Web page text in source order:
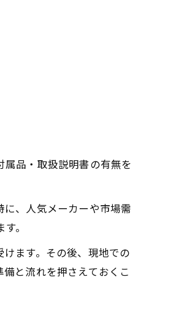
品・取扱説明書の有無を
、人気メーカーや市場需
。
ます。その後、現地での
と流れを押さえておくこ